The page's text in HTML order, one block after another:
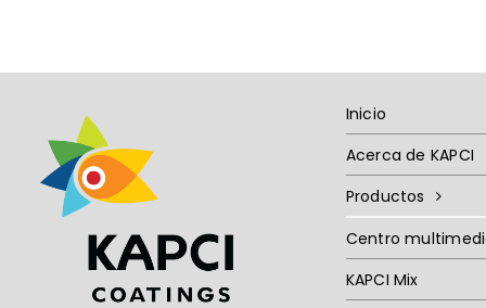
Inicio
Acerca de KAPCI
Productos
Centro
KAPCI Mix